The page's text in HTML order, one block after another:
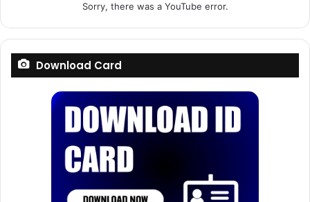
Sorry, there was a YouTube error.
Download Card